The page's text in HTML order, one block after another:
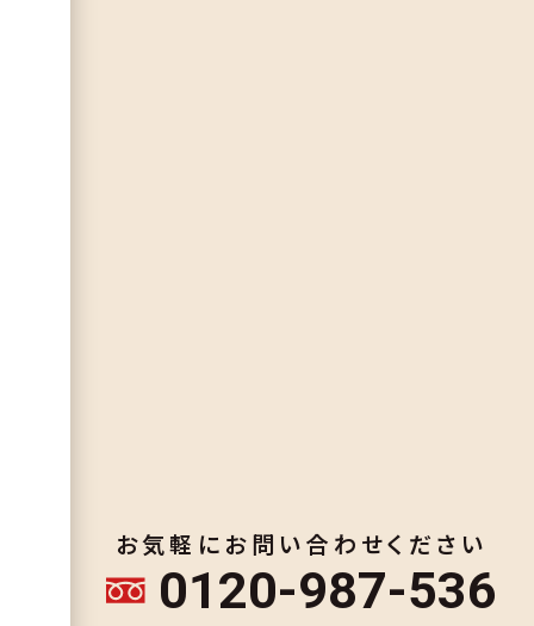
お気軽にお問い合わせください
0120-987-536